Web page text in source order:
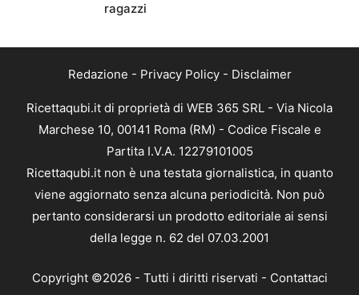
ragazzi
Redazione - Privacy Policy- Disclaimer
Ricettaqubi.it di proprietà di WEB 365 SRL - Via Nicola
Marchese 10, 00141 Roma (RM) - Codice Fiscale e
Partita I.V.A. 12279101005
Ricettaqubi.it non è una testata giornalistica, in quanto
viene aggiornato senza alcuna periodicità. Non può
pertanto considerarsi un prodotto editoriale ai sensi
della legge n. 62 del 07.03.2001
Copyright ©2026 - Tutti i diritti riservati - Contattaci